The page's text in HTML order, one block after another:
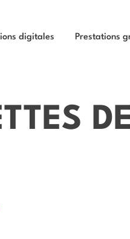
digitales Prestations